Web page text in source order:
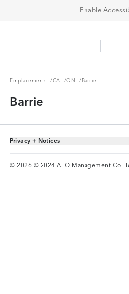
Enable
Emplacements
Emplacements /CA
CA /ON
ON / Barrie
Barrie
Toggle Accordion
Privacy + Notices
© 2026 © 2024 AEO Management Co.